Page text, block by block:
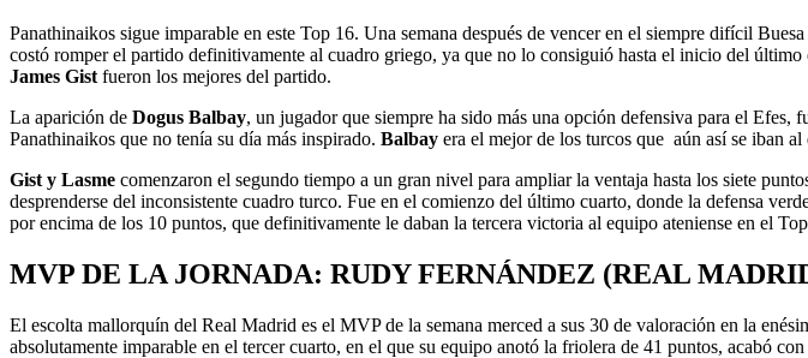
Panathinaikos sigue imparable en este Top 16. Una semana después de vencer en el siempre difícil
costó romper el partido definitivamente al cuadro griego, ya que no lo consiguió hasta el inicio del último
James Gist fueron los mejores del partido.
La aparición de Dogus Balbay, un jugador que siempre ha sido más una opción defensiva para el
Panathinaikos que no tenía su día más inspirado. Balbay era el mejor de los turcos que aún así se iban
Gist y Lasme comenzaron el segundo tiempo a un gran nivel para ampliar la ventaja hasta los siete
desprenderse del inconsistente cuadro turco. Fue en el comienzo del último cuarto, donde la defensa
por encima de los 10 puntos, que definitivamente le daban la tercera victoria al equipo ateniense en el
MVP DE LA JORNADA: RUDY FERNÁNDEZ (REAL
El escolta mallorquín del Real Madrid es el MVP de la semana merced a sus 30 de valoración en la
absolutamente imparable en el tercer cuarto, en el que su equipo anotó la friolera de 41 puntos, acabó